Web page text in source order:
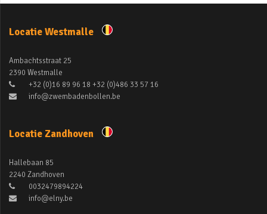
Locatie Westmalle
Ambachtsstraat 25
2390 Westmalle
+32 (0)16 89 96 18 +32 (0)486 33 57 16
info@zwembadenbollen.be
Locatie Zandhoven
Hallebaan 85
2240 Zandhoven
0032479894224
info@elny.be